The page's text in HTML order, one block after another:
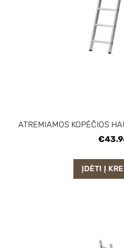
ATREMIAMOS KOPĖČIOS
ĮDĖTI Į